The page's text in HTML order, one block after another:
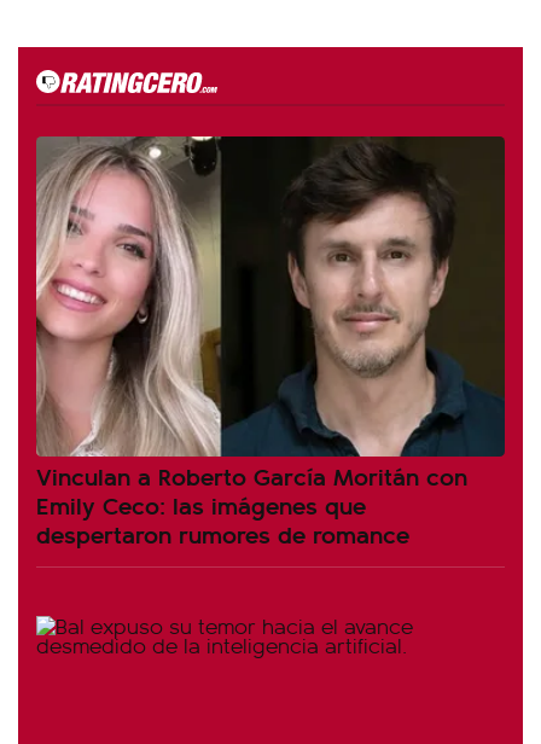
Vinculan a Roberto García Moritán con
Emily Ceco: las imágenes que
despertaron rumores de romance